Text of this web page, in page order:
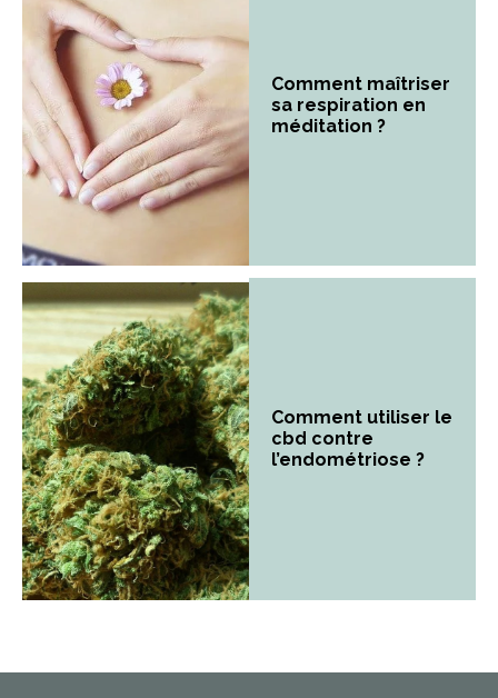
Comment maîtriser
sa respiration en
méditation ?
Comment utiliser le
cbd contre
l’endométriose ?